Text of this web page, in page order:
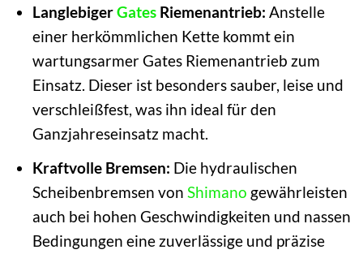
LanglebigerGatesRiemenantrieb: Anstelle
einer herkömmlichen Kette kommt ein
wartungsarmer Gates Riemenantrieb zum
Einsatz. Dieser ist besonders sauber, leise und
verschleißfest, was ihn ideal für den
Ganzjahreseinsatz macht.
Kraftvolle Bremsen: Die hydraulischen
Scheibenbremsen von Shimano gewährleisten
auch bei hohen Geschwindigkeiten und nassen
Bedingungen eine zuverlässige und präzise